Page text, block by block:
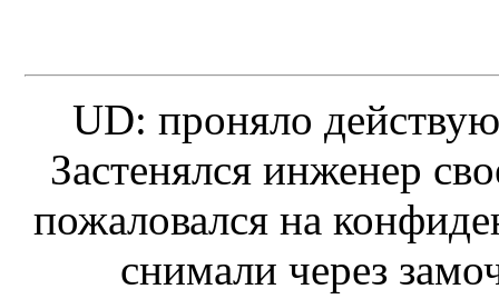
UD: проняло
Застенялся инженер
пожаловался на
снимали через